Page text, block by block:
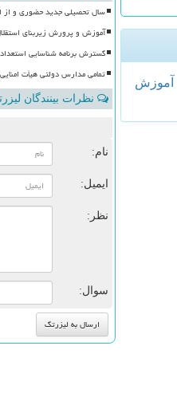
آموزش
سال تحصیلی جدید حضوری و
آموزش و پرورش زیربنای
گسترش برنامه شناسایی
تمامی مدارس دولتی هیأت
نظرات بینندگان
نام:
ایمیل:
نظر:
سوال: